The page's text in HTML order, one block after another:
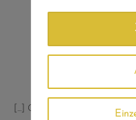
[...] Generell bietet „Die